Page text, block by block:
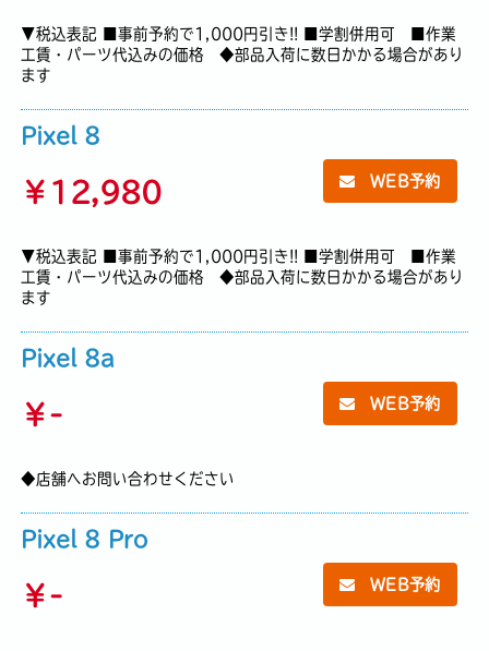
▼税込表記 ■事前予約で1,000円引き!! ■学割併用可 ■作業
工賃・パーツ代込みの価格 ◆部品入荷に数日かかる場合があり
ます
Pixel 8
￥ 12,980
▼税込表記 ■事前予約で1,000円引き!! ■学割併用可 ■作業
工賃・パーツ代込みの価格 ◆部品入荷に数日かかる場合があり
ます
WEB予約
Pixel 8a
￥ -
◆店舗へお問い合わせください
WEB予約
Pixel 8 Pro
￥ - WEB予約